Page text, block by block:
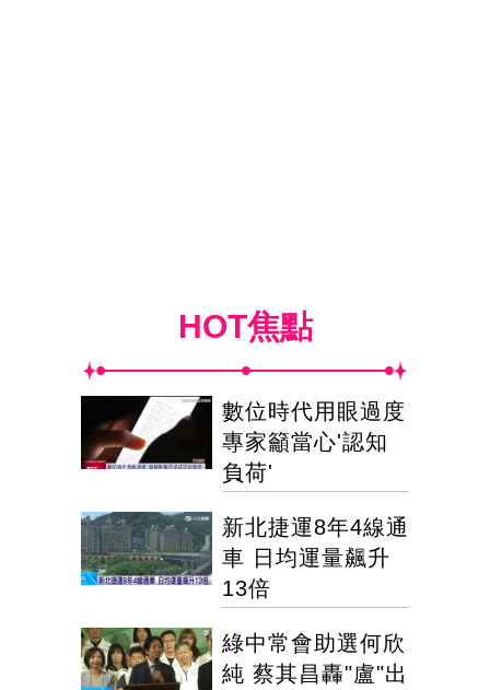
HOT焦點
數位時代用眼過度
專家籲當心'認知
負荷'
新北捷運8年4線通
車 日均運量飆升
13倍
綠中常會助選何欣
純 蔡其昌轟"盧"出